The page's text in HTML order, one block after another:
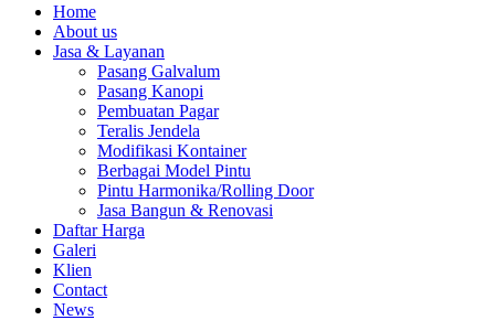
Home
About us
Jasa & Layanan
Pasang Galvalum
Pasang Kanopi
Pembuatan Pagar
Teralis Jendela
Modifikasi Kontainer
Berbagai Model Pintu
Pintu Harmonika/Rolling Door
Jasa Bangun & Renovasi
Daftar Harga
Galeri
Klien
Contact
News